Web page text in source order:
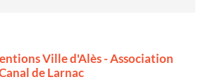
Ville d'Alès - Association
de Larnac